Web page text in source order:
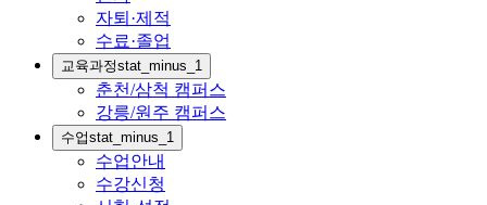
자퇴·제적
수료·졸업
교육과정stat_minus_1
춘천/삼척 캠퍼스
강릉/원주 캠퍼스
수업stat_minus_1
수업안내
수강신청